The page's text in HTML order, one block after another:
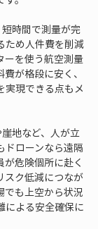
短時間で測量が完
ため人件費を削減
ーを使う航空測量
が格段に安く、
実現できる点もメ
崖地など、人が立
ドローンなら遠隔
危険個所に赴く
スク低減につなが
でも上空から状況
による安全確保に